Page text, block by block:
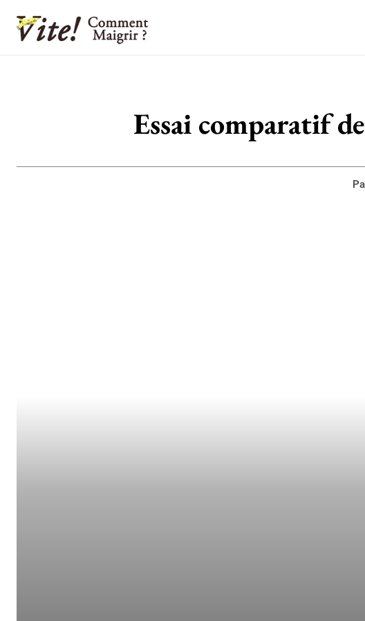
Essai comparatif